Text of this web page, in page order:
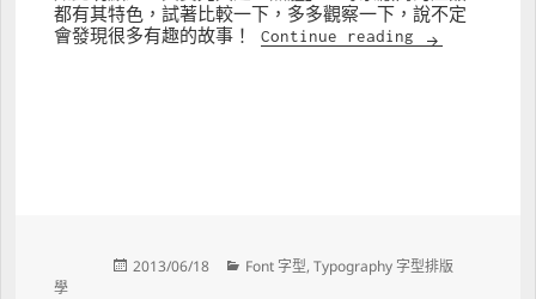
都有其特色，試著比較一下，多多觀察一下，說不定
會發現很多有趣的故事！ Continue reading 尋找街上字
Posted
2013/06/18 Categories
Font 字型, Typography 字型排版
學